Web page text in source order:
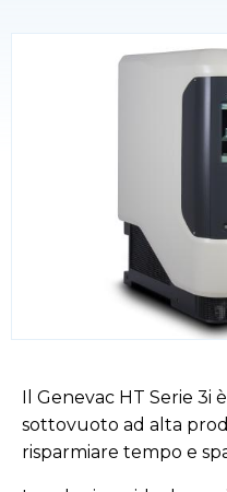
Il Genevac HT Serie 3i
sottovuoto ad alta
risparmiare tempo e